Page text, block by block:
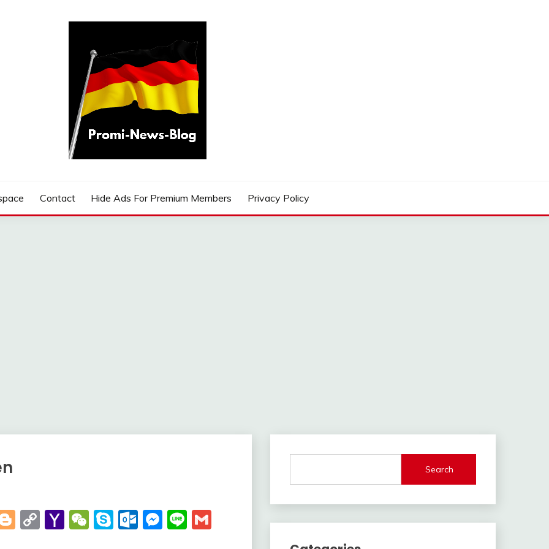
Contact Hide Ads For Premium Members Privacy Policy
Blogger
CopyYahoo
WeChat
SkypeOutlook.com
Messenger
Line
Search